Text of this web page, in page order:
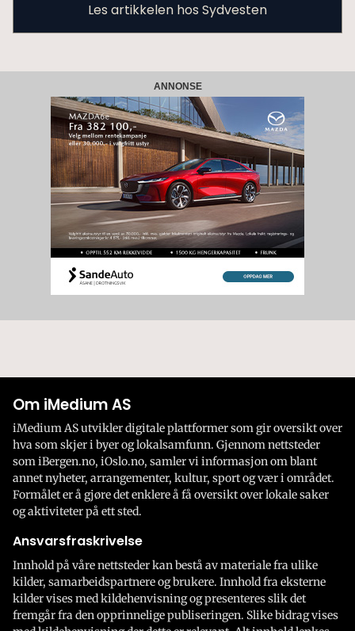
Les artikkelen hos Sydvesten
ANNONSE
Om iMedium AS
iMedium AS utvikler digitale plattformer som gir oversikt over
hva som skjer i byer og lokalsamfunn. Gjennom nettsteder
som iBergen.no, iOslo.no, samler vi informasjon om blant
annet nyheter, arrangementer, kultur, sport og vær i området.
Formålet er å gjøre det enklere å få oversikt over lokale saker
og aktiviteter på ett sted.
Ansvarsfraskrivelse
Innhold på våre nettsteder kan bestå av materiale fra ulike
kilder, samarbeidspartnere og brukere. Innhold fra eksterne
kilder vises med kildehenvisning og presenteres slik det
fremgår fra den opprinnelige publiseringen. Slike bidrag vises